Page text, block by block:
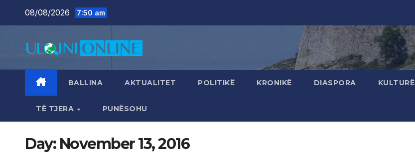
08/08/2026 7:50 am
BALLINA AKTUALITET POLITIKË KRONIKË DIASPORA KULTURË
TË TJERA PUNËSOHU
Day: November 13, 2016